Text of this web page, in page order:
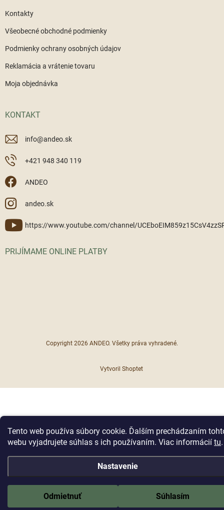
Tento web používa súbory cookie. Ďalším prechádzaním
webu vyjadrujete súhlas s ich používaním. Viac informácií tu.
Nastavenie
Odmietnuť Súhlasím
Kontakty
Všeobecné obchodné podmienky
Podmienky ochrany osobných údajov
Reklamácia a vrátenie tovaru
Moja objednávka
KONTAKT
info@andeo.sk
+421 948 340 119
ANDEO
andeo.sk
https://www.youtube.com/channel/
PRIJÍMAME ONLINE PLATBY
Vytvoril Shoptet
Copyright 2026 ANDEO. Všetky práva vyhradené.